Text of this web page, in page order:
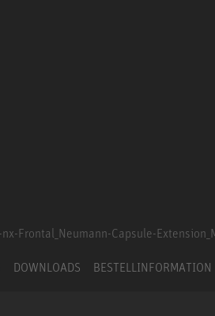
DOWNLOADS BESTELLINFORMATION